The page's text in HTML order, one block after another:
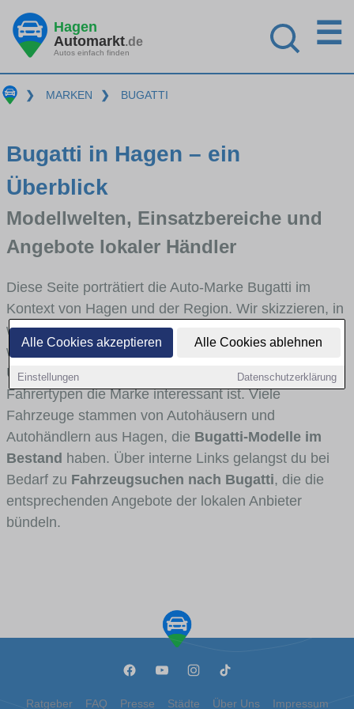
Alle Cookies akzeptieren Alle Cookies ablehnen
Einstellungen Datenschutzerklärung
Hagen
Automarkt.de
Autos einfach finden
☰
❯ MARKEN ❯ BUGATTI
Bugatti in Hagen – ein
Überblick
Modellwelten, Einsatzbereiche und
Angebote lokaler Händler
Diese Seite porträtiert die Auto-Marke Bugatti im
Kontext von Hagen und der Region. Wir skizzieren, in
welchen Fahrzeugklassen Bugatti stark vertreten ist,
welche Modellreihen häufig im Stadt- und
Umlandverkehr zu sehen sind und für welche
Fahrertypen die Marke interessant ist. Viele
Fahrzeuge stammen von Autohäusern und
Autohändlern aus Hagen, die Bugatti-Modelle im
Bestand haben. Über interne Links gelangst du bei
Bedarf zu Fahrzeugsuchen nach Bugatti, die die
entsprechenden Angebote der lokalen Anbieter
bündeln.
Ratgeber FAQ Presse Städte Über Uns Impressum